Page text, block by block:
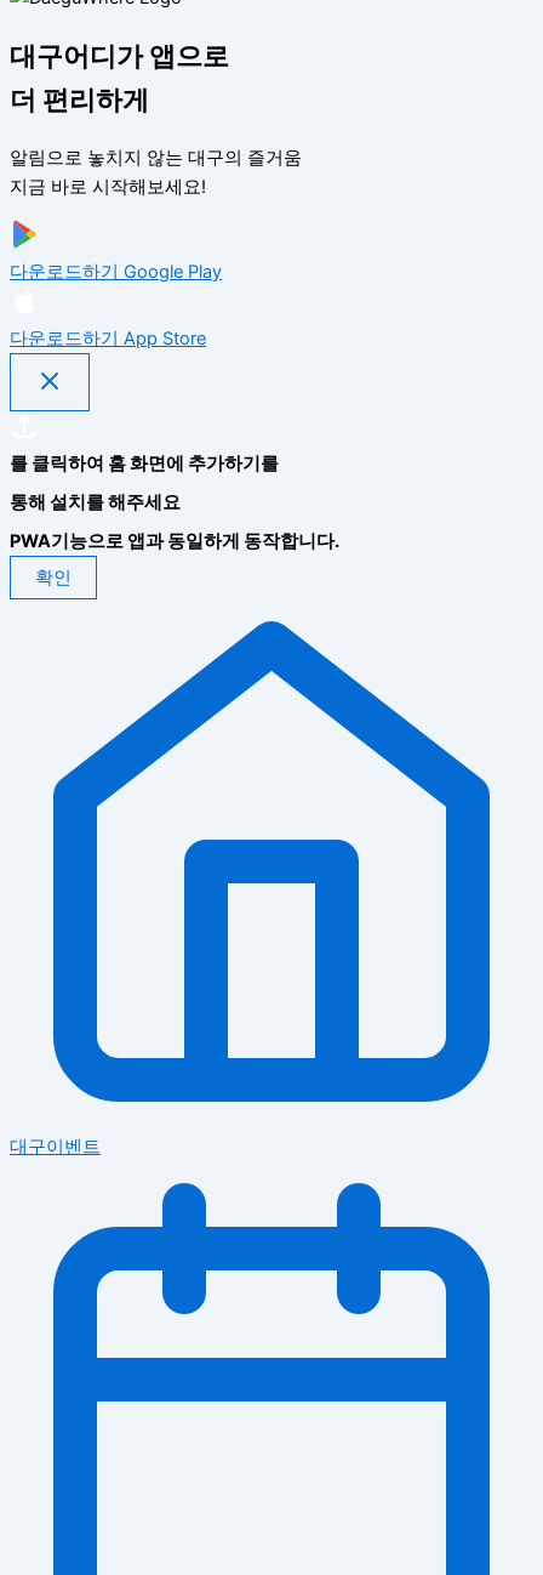
대구어디가 앱으로
더 편리하게
알림으로 놓치지 않는 대구의 즐거움
지금 바로 시작해보세요!
다운로드하기 Google Play
다운로드하기 App Store
를 클릭하여 홈 화면에 추가하기를
통해 설치를 해주세요
PWA기능으로 앱과 동일하게 동작합니다.
확인
대구이벤트